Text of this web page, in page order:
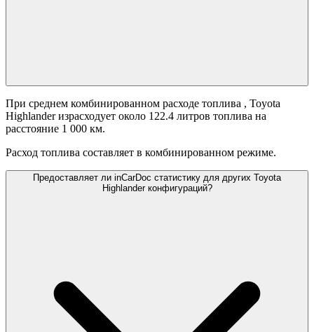
При среднем комбинированном расходе топлива , Toyota
Highlander израсходует около 122.4 литров топлива на
расстояние 1 000 км.
Расход топлива составляет в комбинированном режиме.
Предоставляет ли inCarDoc статистику для других Toyota
Highlander конфигураций?